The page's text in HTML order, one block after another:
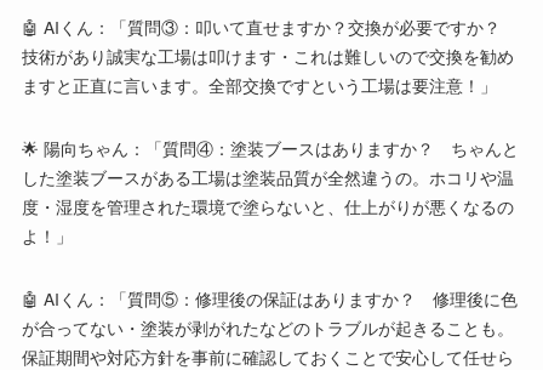
🤖 AIくん：「質問③：叩いて直せますか？交換が必要ですか？
技術があり誠実な工場は叩けます・これは難しいので交換を勧め
ますと正直に言います。全部交換ですという工場は要注意！」
🌟 陽向ちゃん：「質問④：塗装ブースはありますか？ ちゃんと
した塗装ブースがある工場は塗装品質が全然違うの。ホコリや温
度・湿度を管理された環境で塗らないと、仕上がりが悪くなるの
よ！」
🤖 AIくん：「質問⑤：修理後の保証はありますか？ 修理後に色
が合ってない・塗装が剥がれたなどのトラブルが起きることも。
保証期間や対応方針を事前に確認しておくことで安心して任せら